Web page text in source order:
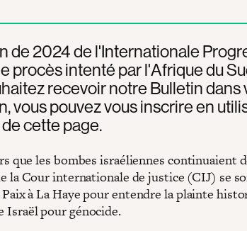
de 2024 de l'Internationale
procès intenté par l'Afrique du
recevoir notre Bulletin dans
vous pouvez vous inscrire en
cette page.
que les bombes israéliennes continuaient
la Cour internationale de justice (CIJ) se
Paix à La Haye pour entendre la plainte
Israël pour génocide.